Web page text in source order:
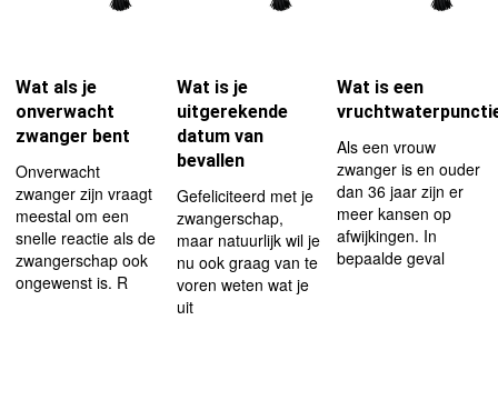
Wat als je
onverwacht
zwanger bent
Onverwacht
zwanger zijn vraagt
meestal om een
snelle reactie als de
zwangerschap ook
ongewenst is. R
Wat is je
uitgerekende
datum van
bevallen
Gefeliciteerd met je
zwangerschap,
maar natuurlijk wil je
nu ook graag van te
voren weten wat je
uit
Wat is een
Als een vrouw
zwanger is en ouder
dan 36 jaar zijn er
meer kansen op
afwijkingen. In
bepaalde geval